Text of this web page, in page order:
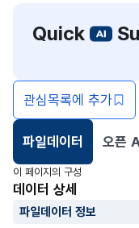
Quick
관심목록에 추가
파일데이터
선택됨
오픈
이 페이지의 구성
데이터 상세
파일데이터 정보